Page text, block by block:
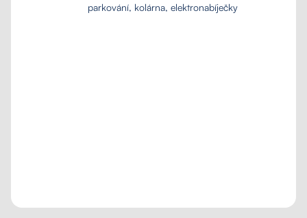
parkování, kolárna, elektronabíječky